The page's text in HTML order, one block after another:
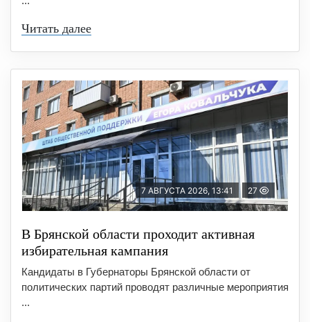
Читать далее
7 АВГУСТА 2026, 13:41 27
В Брянской области проходит активная
избирательная кампания
Кандидаты в Губернаторы Брянской области от
политических партий проводят различные мероприятия
...